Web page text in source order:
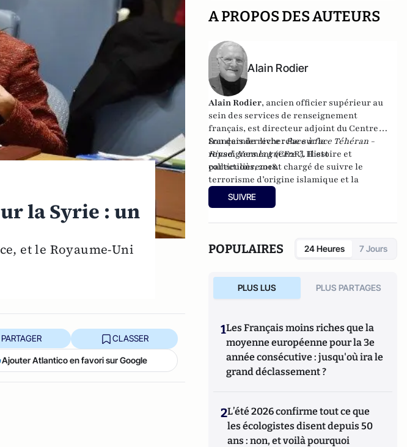
la Syrie : un
et le Royaume-Uni
PARTAGER CLASSER
Ajouter Atlantico en favori sur Google
A PROPOS DES AUTEURS
Alain Rodier
Alain Rodier, ancien officier supérieur au
sein des services de renseignement
français, est directeur adjoint du Centre
français de recherche sur le
renseignement(CF2R). Il est
particulièrement chargé de suivre le
terrorisme d’origine islamique et la
criminalité organisée.
Son dernier livre :Face à face Téhéran -
Riyad. Vers la guerre ?, Histoire et
collections, 2018.
SUIVRE
POPULAIRES 24 Heures 7 Jours
PLUS LUS PLUS PARTAGES
1Les Français moins riches que la
moyenne européenne pour la 3e
année consécutive : jusqu'où ira le
grand déclassement ?
2L’été 2026 confirme tout ce que
les écologistes disent depuis 50
ans : non, et voilà pourquoi